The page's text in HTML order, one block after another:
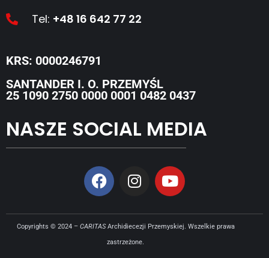
Tel: +48 16 642 77 22
KRS: 0000246791
SANTANDER I. O. PRZEMYŚL
25 1090 2750 0000 0001 0482 0437
NASZE SOCIAL MEDIA
Copyrights © 2024 – CARITASArchidiecezji Przemyskiej. Wszelkie prawa
zastrzeżone.